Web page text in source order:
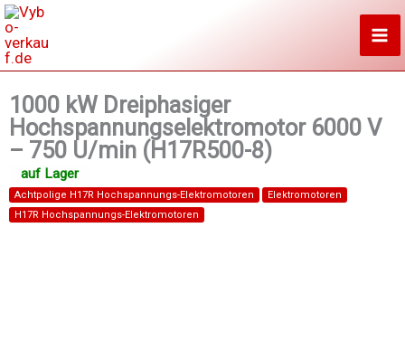
Zum
Inhalt
springen
1000 kW Dreiphasiger
Hochspannungselektromotor 6000 V
– 750 U/min (H17R500-8)
Achtpolige H17R Hochspannungs-Elektromotoren
Elektromotoren
H17R Hochspannungs-Elektromotoren